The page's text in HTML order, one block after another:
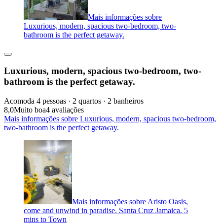
Mais informações sobre
Luxurious, modern, spacious two-bedroom, two-
bathroom is the perfect getaway.
Luxurious, modern, spacious two-bedroom, two-
bathroom is the perfect getaway.
Acomoda 4 pessoas · 2 quartos · 2 banheiros
8,0Muito boa4 avaliações
Mais informações sobre Luxurious, modern, spacious two-bedroom,
two-bathroom is the perfect getaway.
Mais informações sobre Aristo Oasis,
come and unwind in paradise. Santa Cruz Jamaica. 5
mins to Town